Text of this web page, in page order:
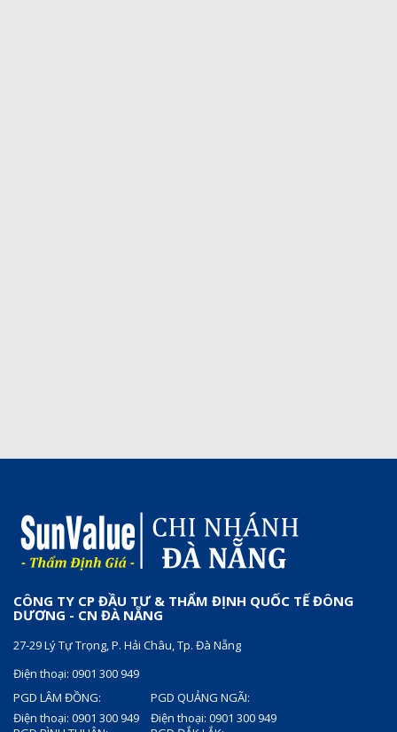
CÔNG TY CP ĐẦU TƯ & THẨM ĐỊNH QUỐC TẾ ĐÔNG
DƯƠNG - CN ĐÀ NẴNG
27-29 Lý Tự Trọng, P. Hải Châu, Tp. Đà Nẵng
Điện thoại: 0901 300 949
PGD LÂM ĐỒNG:
Điện thoại: 0901 300 949
PGD QUẢNG NGÃI:
Điện thoại: 0901 300 949